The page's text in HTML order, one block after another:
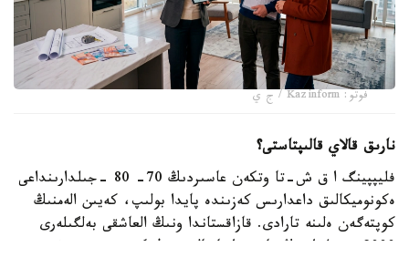
فوتو: Kazinform / ج ي
نارىق قالاي قالىپتاستى؟
فليپپينگ ا ق ش-تا وتكەن عاسىردىڭ 70- 80 -جىلدارىنداعى
ەكونوميكالىق داعدارىس كەزىندە پايدا بولىپ، كەيىن الەمنىڭ
كوپتەگەن ەلىنە تارادى. قازاقستاندا ونىڭ العاشقى بەلگىلەرى